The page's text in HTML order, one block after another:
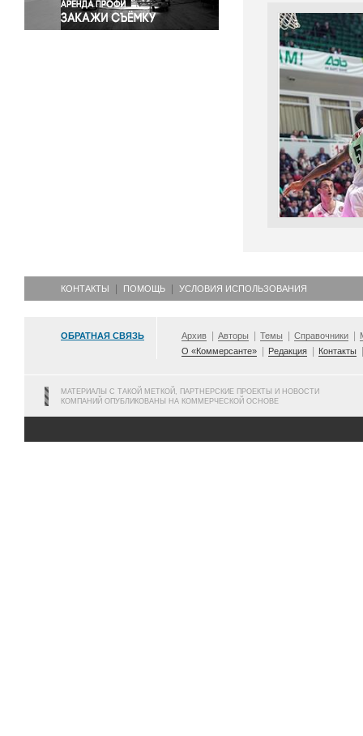
КОНТАКТЫ ПОМОЩЬ УСЛОВИЯ ИСПОЛЬЗОВАНИЯ
ОБРАТНАЯ СВЯЗЬ Архив Авторы Темы Справочники
О «Коммерсанте»
Редакция Контакты
МАТЕРИАЛЫ С ТАКОЙ МЕТКОЙ, ПАРТНЕРСКИЕ ПРОЕКТЫ И НОВОСТИ
КОМПАНИЙ ОПУБЛИКОВАНЫ НА КОММЕРЧЕСКОЙ ОСНОВЕ